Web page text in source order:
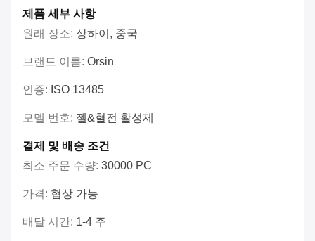
제품 세부 사항
원래 장소: 상하이, 중국
브랜드 이름: Orsin
인증: ISO 13485
모델 번호: 젤&혈전 활성제
결제 및 배송 조건
최소 주문 수량: 30000 PC
가격: 협상 가능
배달 시간: 1-4 주